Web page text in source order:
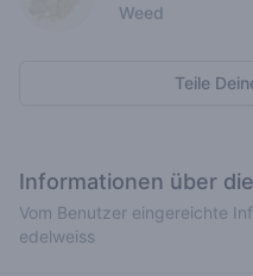
Weed
Teile
Informationen über
Vom Benutzer eingereichte
edelweiss